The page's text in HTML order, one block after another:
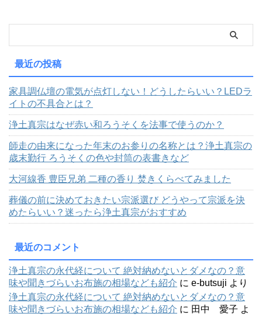
最近の投稿
家具調仏壇の電気が点灯しない！どうしたらいい？LEDラ
イトの不具合とは？
浄土真宗はなぜ赤い和ろうそくを法事で使うのか？
師走の由来になった年末のお参りの名称とは？浄土真宗の
歳末勤行 ろうそくの色や封筒の表書きなど
大河線香 豊臣兄弟 二種の香り 焚きくらべてみました
葬儀の前に決めておきたい宗派選び どうやって宗派を決
めたらいい？迷ったら浄土真宗がおすすめ
最近のコメント
浄土真宗の永代経について 絶対納めないとダメなの？意
味や聞きづらいお布施の相場なども紹介 に e-butsuji より
浄土真宗の永代経について 絶対納めないとダメなの？意
味や聞きづらいお布施の相場なども紹介 に 田中 愛子 よ